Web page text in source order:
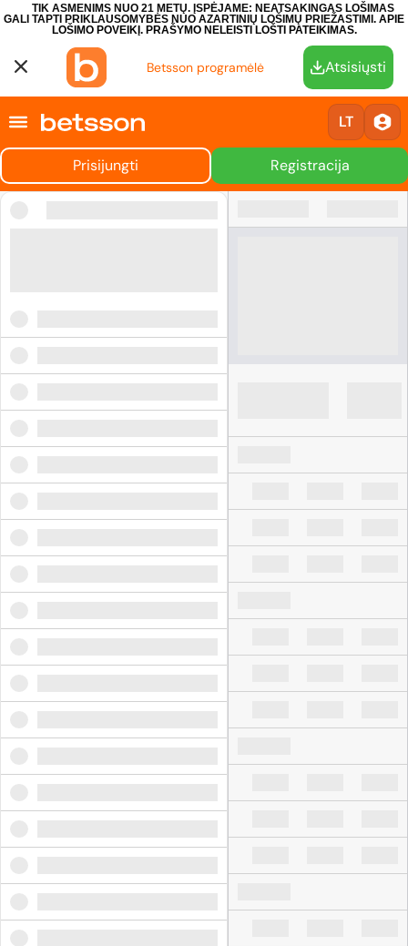
TIK ASMENIMS NUO 21 METŲ. ĮSPĖJAME: NEATSAKINGAS LOŠIMAS
GALI TAPTI PRIKLAUSOMYBĖS NUO AZARTINIŲ LOŠIMŲ PRIEŽASTIMI. APIE
LOŠIMO POVEIKĮ. PRAŠYMO NELEISTI LOŠTI PATEIKIMAS.
Betsson programėlė Atsisiųsti
LT
Prisijungti Registracija